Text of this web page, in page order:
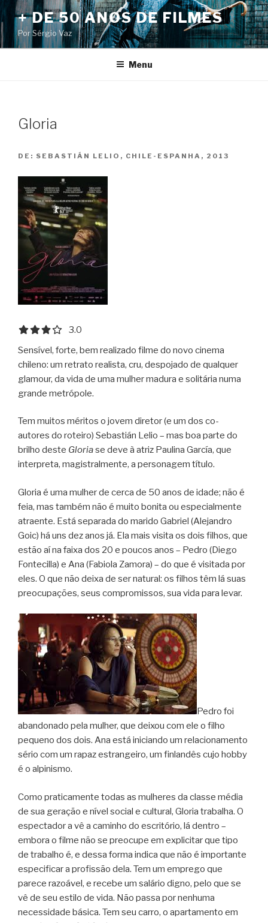
Pular
para
o
conteúdo
+ DE 50 ANOS DE FILMES
Por Sérgio Vaz
Menu
Gloria
DE: SEBASTIÁN LELIO, CHILE-ESPANHA, 2013
3.0 out of 5.0 stars
3.0
Sensível, forte, bem realizado filme do novo cinema
chileno: um retrato realista, cru, despojado de qualquer
glamour, da vida de uma mulher madura e solitária numa
grande metrópole.
Tem muitos méritos o jovem diretor (e um dos co-
autores do roteiro) Sebastián Lelio – mas boa parte do
brilho deste Gloriase deve à atriz Paulina García, que
interpreta, magistralmente, a personagem título.
Gloria é uma mulher de cerca de 50 anos de idade; não é
feia, mas também não é muito bonita ou especialmente
atraente. Está separada do marido Gabriel (Alejandro
Goic) há uns dez anos já. Ela mais visita os dois filhos, que
estão aí na faixa dos 20 e poucos anos – Pedro (Diego
Fontecilla) e Ana (Fabiola Zamora) – do que é visitada por
eles. O que não deixa de ser natural: os filhos têm lá suas
preocupações, seus compromissos, sua vida para levar.
Pedro foi
abandonado pela mulher, que deixou com ele o filho
pequeno dos dois. Ana está iniciando um relacionamento
sério com um rapaz estrangeiro, um finlandês cujo hobby
é o alpinismo.
Como praticamente todas as mulheres da classe média
de sua geração e nível social e cultural, Gloria trabalha. O
espectador a vê a caminho do escritório, lá dentro –
embora o filme não se preocupe em explicitar que tipo
de trabalho é, e dessa forma indica que não é importante
especificar a profissão dela. Tem um emprego que
parece razoável, e recebe um salário digno, pelo que se
vê de seu estilo de vida. Não passa por nenhuma
necessidade básica. Tem seu carro, o apartamento em